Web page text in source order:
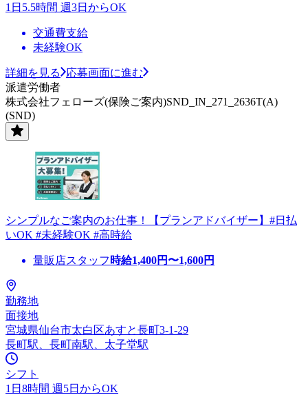
1日5.5時間 週3日からOK
交通費支給
未経験OK
詳細を見る
応募画面に進む
派遣労働者
株式会社フェローズ(保険ご案内)SND_IN_271_2636T(A)
(SND)
シンプルなご案内のお仕事！【プランアドバイザー】#日払
いOK #未経験OK #高時給
量販店スタッフ 時給1,400円〜1,600円
勤務地
面接地
宮城県仙台市太白区あすと長町3-1-29
長町駅、長町南駅、太子堂駅
シフト
1日8時間 週5日からOK